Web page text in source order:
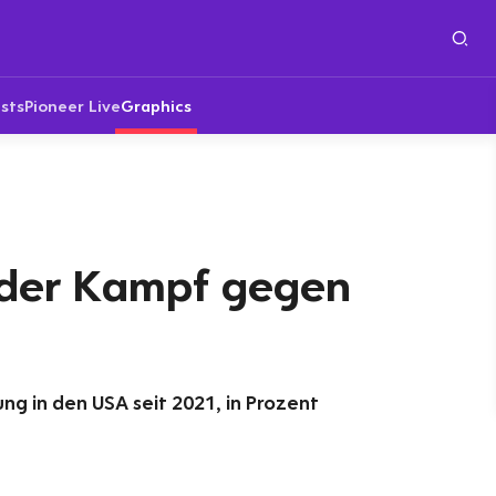
Pioneer LiveGraphics
Kampf gegen
in den USA seit 2021, in Prozent